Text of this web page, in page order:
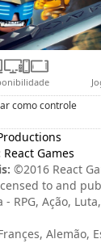
como controle
React Games
©2016 React
to and
Games,
Bros logo are
reserved.
- RPG, Ação,
Alemão,